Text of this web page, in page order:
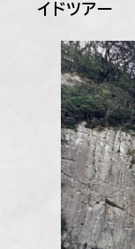
イドツアー